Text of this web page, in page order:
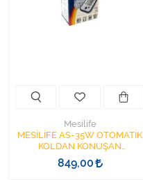
Mesilife
MESİLİFE AS-35W OTOMATİK
KOLDAN KONUŞAN
TANSİYON ALETİ 23-33CM
USB KABLO
849,00